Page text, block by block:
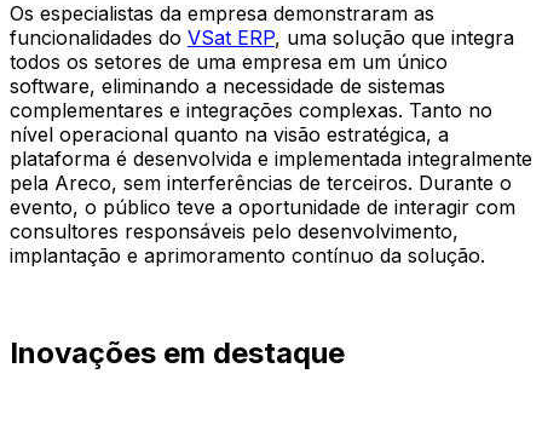
Os especialistas da empresa demonstraram as
funcionalidades do VSat ERP, uma solução que integra
todos os setores de uma empresa em um único
software, eliminando a necessidade de sistemas
complementares e integrações complexas. Tanto no
nível operacional quanto na visão estratégica, a
plataforma é desenvolvida e implementada integralmente
pela Areco, sem interferências de terceiros. Durante o
evento, o público teve a oportunidade de interagir com
consultores responsáveis pelo desenvolvimento,
implantação e aprimoramento contínuo da solução.
Inovações em destaque